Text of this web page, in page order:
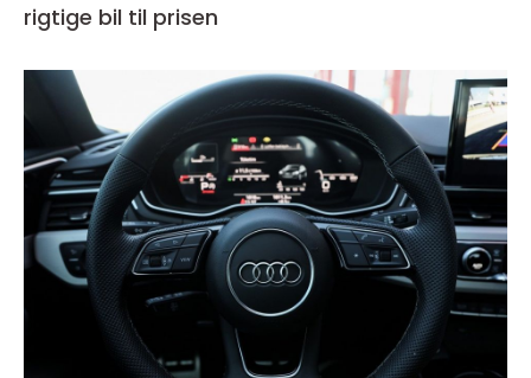
rigtige bil til prisen